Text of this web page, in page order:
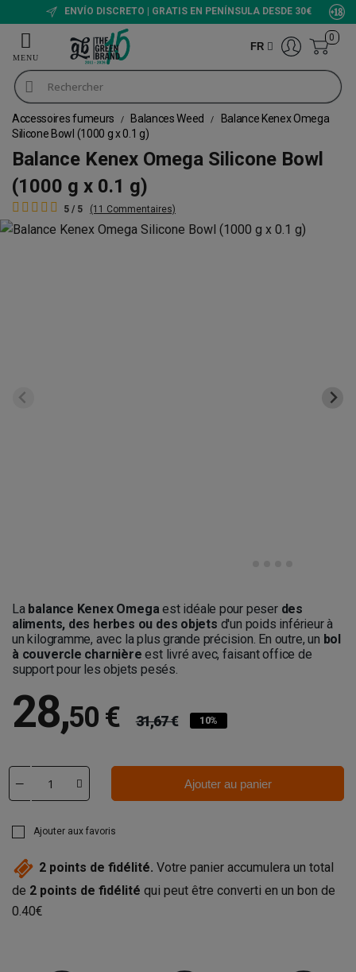
ENVÍO DISCRETO | GRATIS EN PENÍNSULA DESDE 30€
FR
0
Accessoires fumeurs Balances Weed
Balance Kenex Omega
Silicone Bowl (1000 g x 0.1 g)
Balance Kenex Omega Silicone Bowl
(1000 g x 0.1 g)
5 / 5 (11 Commentaires)
La balance Kenex Omega est idéale pour peser des
aliments, des herbes ou des objets d'un poids inférieur à
un kilogramme, avec la plus grande précision. En outre, un bol
à couvercle charnière est livré avec, faisant office de
support pour les objets pesés.
28,50 € 31,67 € 10%
Ajouter au panier
Ajouter aux favoris
2 points de fidélité. Votre panier accumulera un total
de 2 points de fidélité qui peut être converti en un bon de
0.40€